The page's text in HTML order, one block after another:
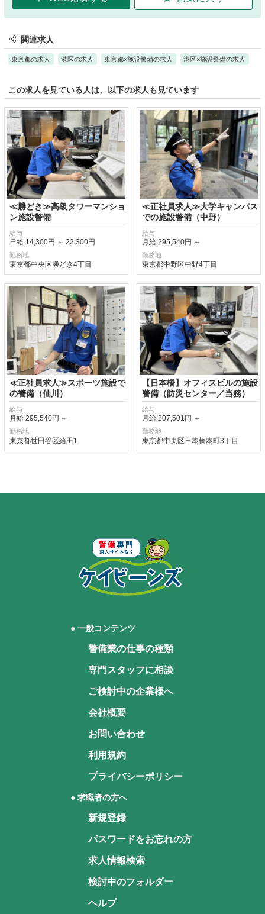
関連求人
東京都の求人 港区の求人 東京都×施設警備の求人 港区×施設警備の求人
この求人を見ている人は、以下の求人も見ています
≪勝どき≫高級タワーマンショ
ン施設警備
給与
日給 14,300円 ～ 22,300円
勤務地
東京都中央区勝どき4丁目
≪正社員求人≫大学キャンパス
での施設警備（中野）
給与
月給 295,540円 ～
勤務地
東京都中野区中野4丁目
≪正社員求人≫スポーツ施設で
の警備（仙川）
給与
月給 295,540円 ～
勤務地
東京都世田谷区給田1
【日本橋】オフィスビルの施設
警備（防災センター／当務）
給与
月給 207,501円 ～
勤務地
東京都中央区日本橋本町3丁目
● 一般コンテンツ
警備業の仕事の種類
専門スタッフに相談
ご検討中の企業様へ
会社概要
お問い合わせ
利用規約
プライバシーポリシー
● 求職者の方へ
新規登録
パスワードをお忘れの方
求人情報検索
検討中のフォルダー
ヘルプ